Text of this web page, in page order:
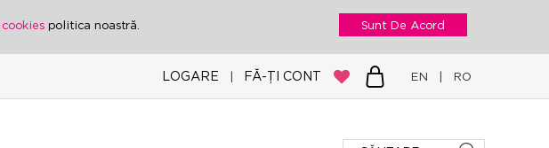
cookies politica noastră. Sunt De Acord
LOGARE | FĂ-ȚI CONT EN | RO